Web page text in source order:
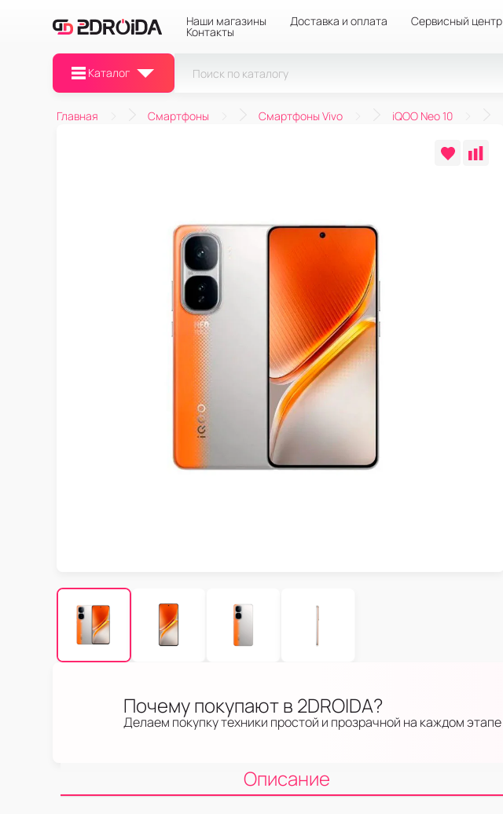
Наши магазины Доставка и оплата Сервисный центр
Контакты
Каталог
Главная Смартфоны Смартфоны Vivo iQOO Neo 10
Почему покупают в 2DROIDA?
Делаем покупку техники простой и прозрачной на каждом этапе
Описание